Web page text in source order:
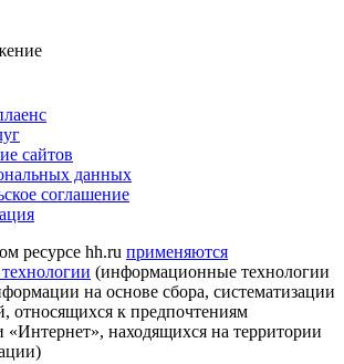
сайтов
данных
соглашение
ресурсе hh.ru применяются
(информационные технологии
на основе сбора, систематизации
относящихся к предпочтениям
«Интернет», находящихся на территории